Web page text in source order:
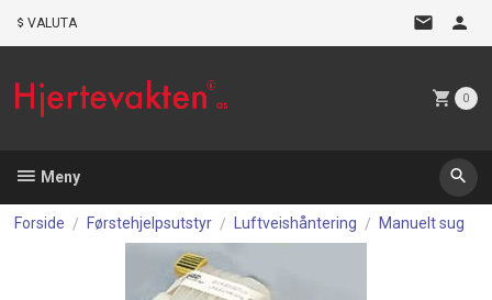
VALUTA
0
Meny
Forside Førstehjelpsutstyr Luftveishåntering Manuelt sug